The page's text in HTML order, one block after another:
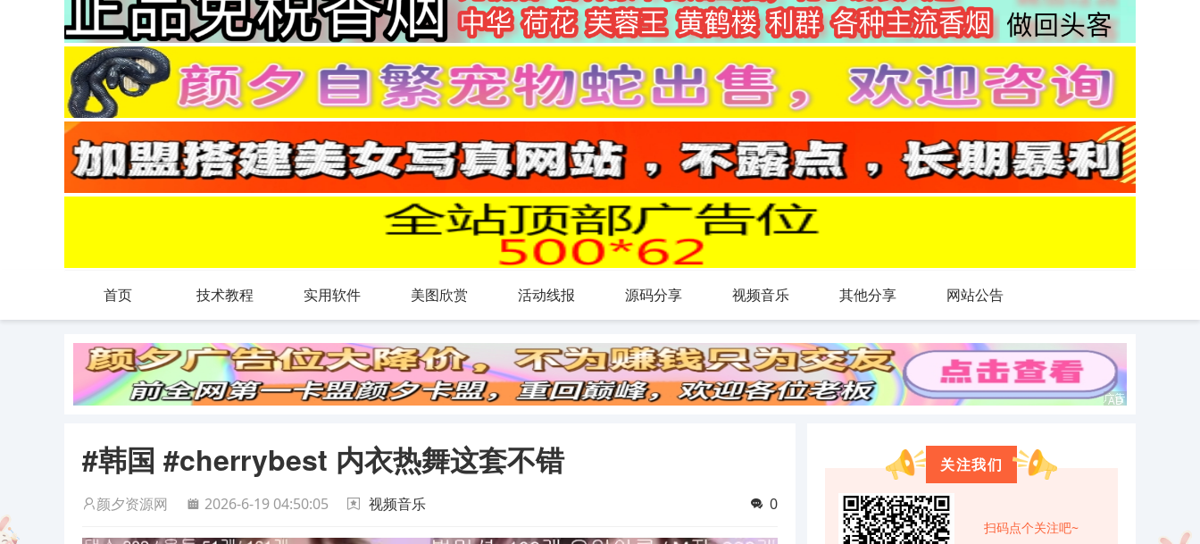
首页 技术教程 实用软件 美图欣赏 活动线报 源码分享 视频音乐 其他分享 网站公告
#韩国 #cherrybest 内衣热舞这套不错
颜夕资源网 2026-6-19 04:50:05 视频音乐 0
关注我们
扫码点个关注吧~